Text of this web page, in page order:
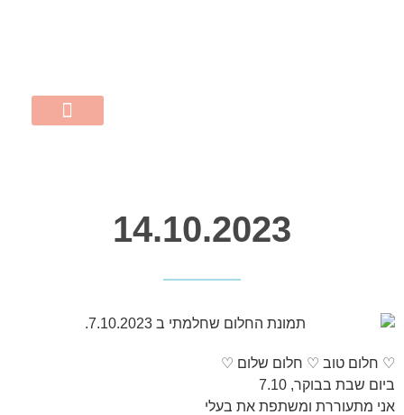
14.10.2023
♡ חלום טוב ♡ חלום שלום ♡
ביום שבת בבוקר, 7.10
אני מתעוררת ומשתפת את בעלי